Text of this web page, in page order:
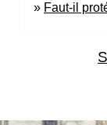
Faut-il